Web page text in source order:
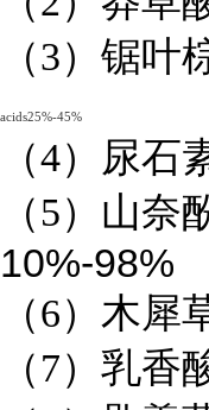
（3）锯叶
acids25%-45%
（4） 尿石
（5）山奈
10%-98%
（6）木犀
（7）乳香